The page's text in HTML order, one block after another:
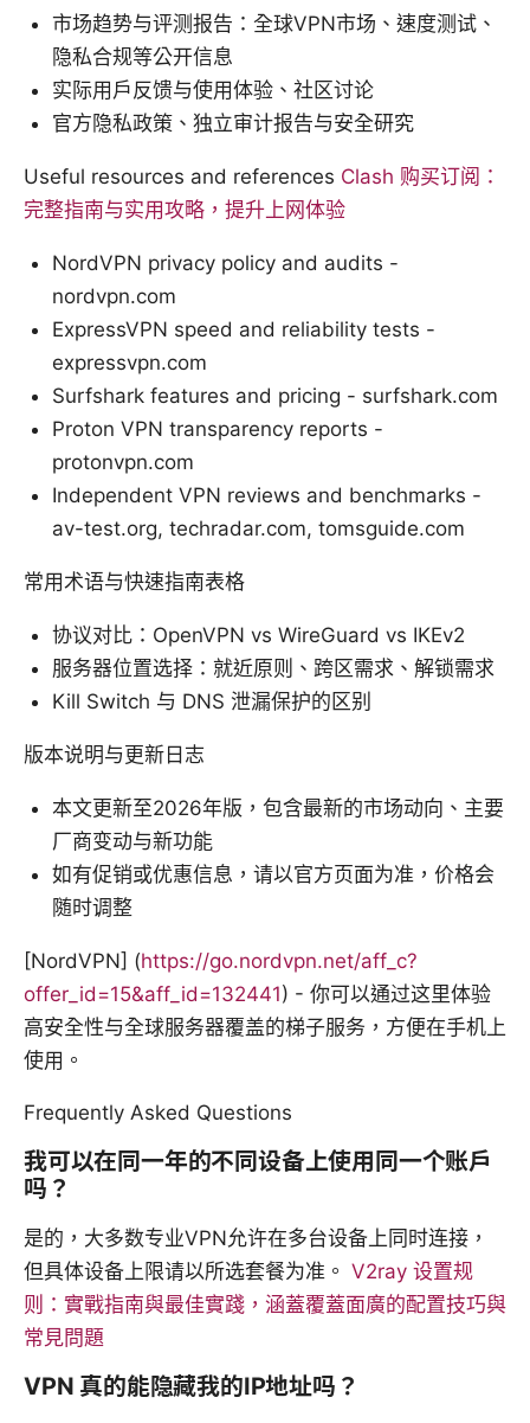
市场趋势与评测报告：全球VPN市场、速度测试、
隐私合规等公开信息
实际用户反馈与使用体验、社区讨论
官方隐私政策、独立审计报告与安全研究
Useful resources and references Clash 购买订阅：
完整指南与实用攻略，提升上网体验
NordVPN privacy policy and audits -
nordvpn.com
ExpressVPN speed and reliability tests -
expressvpn.com
Surfshark features and pricing - surfshark.com
Proton VPN transparency reports -
protonvpn.com
Independent VPN reviews and benchmarks -
av-test.org, techradar.com, tomsguide.com
常用术语与快速指南表格
协议对比：OpenVPN vs WireGuard vs IKEv2
服务器位置选择：就近原则、跨区需求、解锁需求
Kill Switch 与 DNS 泄漏保护的区别
版本说明与更新日志
本文更新至2026年版，包含最新的市场动向、主要
厂商变动与新功能
如有促销或优惠信息，请以官方页面为准，价格会
随时调整
[NordVPN] (https://go.nordvpn.net/aff_c?
offer_id=15&aff_id=132441) - 你可以通过这里体验
高安全性与全球服务器覆盖的梯子服务，方便在手机上
使用。
Frequently Asked Questions
我可以在同一年的不同设备上使用同一个账户
吗？
是的，大多数专业VPN允许在多台设备上同时连接，
但具体设备上限请以所选套餐为准。 V2ray 设置规
则：實戰指南與最佳實踐，涵蓋覆蓋面廣的配置技巧與
常見問題
VPN 真的能隐藏我的IP地址吗？